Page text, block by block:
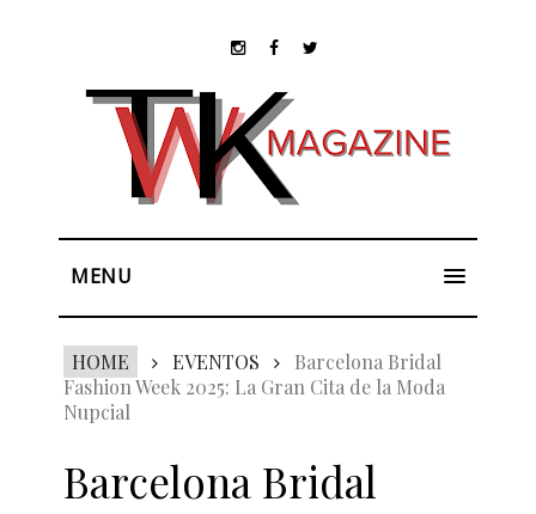
MENU
HOME EVENTOS
Barcelona Bridal
Fashion Week 2025: La Gran Cita de la Moda
Nupcial
Barcelona Bridal